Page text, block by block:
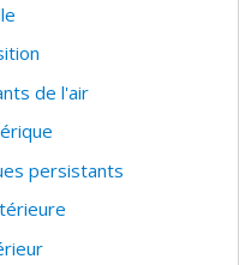
de l'air
persistants